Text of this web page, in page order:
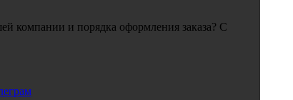
компании и порядка оформления заказа? С